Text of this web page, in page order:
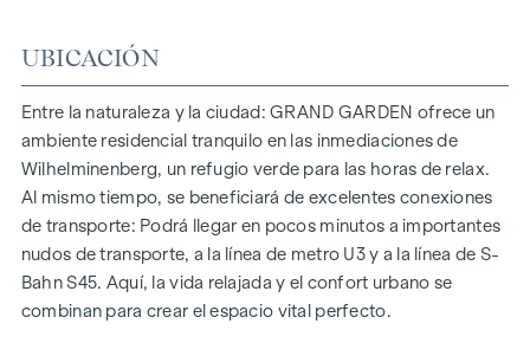
NATURALEZA Y CALIDAD DE VIDA
Lo más destacado del proyecto residencialGRAND
GARDENes el oasis de paz del patio interior de 1.000 m², un
refugio único para todas las generaciones. Aquí es donde la
naturaleza se encuentra con la vida urbana y crea una
calidad de vida excepcional.
Las zonas comunes con bancos y mesas invitan a relajarse y
ofrecen un lugar de encuentro natural para todas las
generaciones. Una acogedora zona de juegos infantiles
UBICACIÓN
Entre la naturaleza y la ciudad: GRAND GARDEN ofrece un
ambiente residencial tranquilo en las inmediaciones de
Wilhelminenberg, un refugio verde para las horas de relax.
Al mismo tiempo, se beneficiará de excelentes conexiones
de transporte: Podrá llegar en pocos minutos a importantes
nudos de transporte, a la línea de metro U3 y a la línea de S-
Bahn S45. Aquí, la vida relajada y el confort urbano se
combinan para crear el espacio vital perfecto.